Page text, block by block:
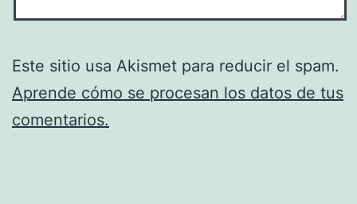
Este sitio usa Akismet para reducir el spam.
Aprende cómo se procesan los datos de tus
comentarios.